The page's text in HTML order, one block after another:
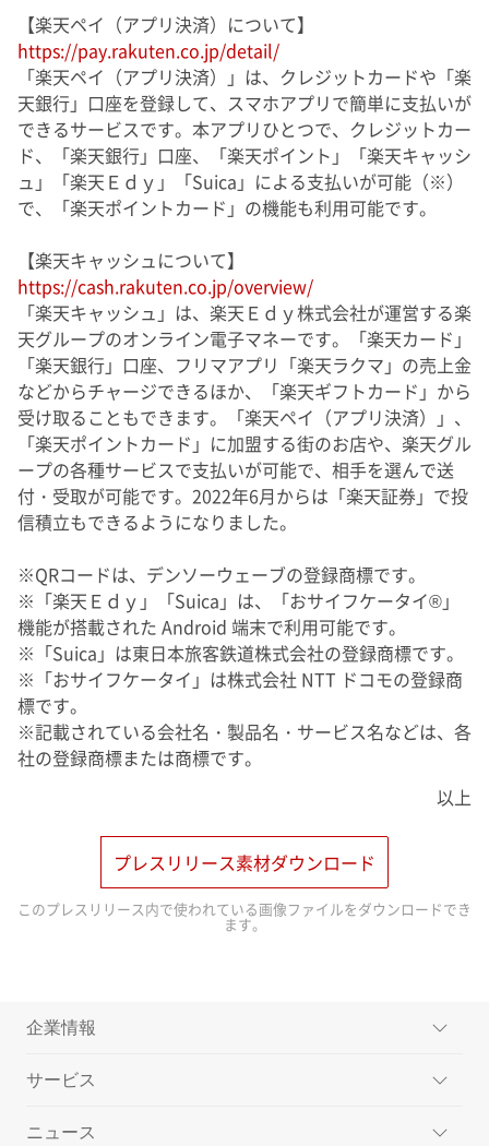
【楽天ペイ（アプリ決済）について】
https://pay.rakuten.co.jp/detail/
「楽天ペイ（アプリ決済）」は、クレジットカードや「楽
天銀行」口座を登録して、スマホアプリで簡単に支払いが
できるサービスです。本アプリひとつで、クレジットカー
ド、「楽天銀行」口座、「楽天ポイント」「楽天キャッシ
ュ」「楽天Ｅｄｙ」「Suica」による支払いが可能（※）
で、「楽天ポイントカード」の機能も利用可能です。
【楽天キャッシュについて】
https://cash.rakuten.co.jp/overview/
「楽天キャッシュ」は、楽天Ｅｄｙ株式会社が運営する楽
天グループのオンライン電子マネーです。「楽天カード」
「楽天銀行」口座、フリマアプリ「楽天ラクマ」の売上金
などからチャージできるほか、「楽天ギフトカード」から
受け取ることもできます。「楽天ペイ（アプリ決済）」、
「楽天ポイントカード」に加盟する街のお店や、楽天グル
ープの各種サービスで支払いが可能で、相手を選んで送
付・受取が可能です。2022年6月からは「楽天証券」で投
信積立もできるようになりました。
※QRコードは、デンソーウェーブの登録商標です。
※「楽天Ｅｄｙ」「Suica」は、「おサイフケータイ®」
機能が搭載された Android 端末で利用可能です。
※「Suica」は東日本旅客鉄道株式会社の登録商標です。
※「おサイフケータイ」は株式会社 NTT ドコモの登録商
標です。
※記載されている会社名・製品名・サービス名などは、各
社の登録商標または商標です。
以上
プレスリリース素材ダウンロード
このプレスリリース内で使われている画像ファイルをダウンロードでき
ます。
企業情報
ミッション
メッセージ
サービス
楽天ペイメントのサービス
ニュース